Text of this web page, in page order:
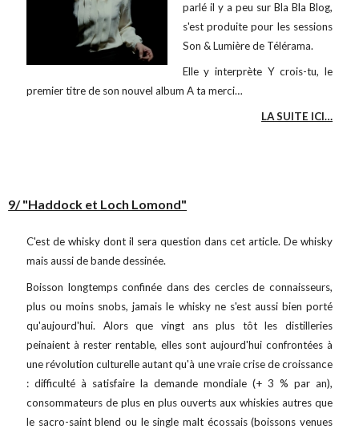
parlé il y a peu sur Bla Bla Blog,
s'est produite pour les sessions
Son & Lumière de Télérama.
Elle y interprète Y crois-tu, le
premier titre de son nouvel album A ta merci…
LA SUITE ICI…
9/ "Haddock et Loch Lomond"
C'est de whisky dont il sera question dans cet article. De whisky
mais aussi de bande dessinée.
Boisson longtemps confinée dans des cercles de connaisseurs,
plus ou moins snobs, jamais le whisky ne s'est aussi bien porté
qu'aujourd'hui. Alors que vingt ans plus tôt les distilleries
peinaient à rester rentable, elles sont aujourd'hui confrontées à
une révolution culturelle autant qu'à une vraie crise de croissance
: difficulté à satisfaire la demande mondiale (+ 3 % par an),
consommateurs de plus en plus ouverts aux whiskies autres que
le sacro-saint blend ou le single malt écossais (boissons venues